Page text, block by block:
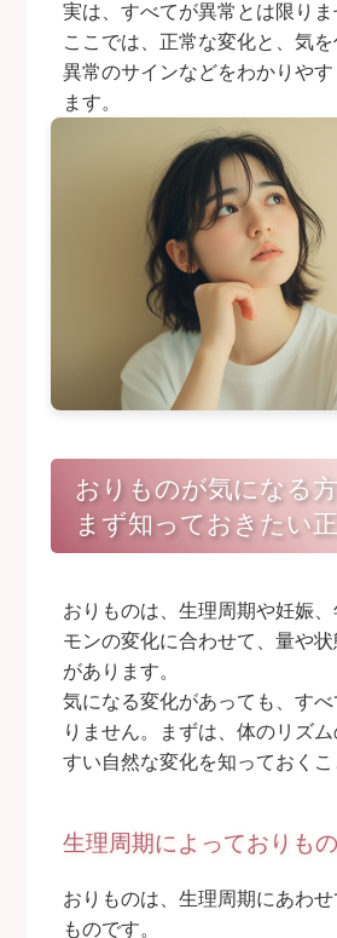
おりものの異常
不正出血
つわり
診療時間・担当医
〒542-0083 大阪市中央区東心斎橋
婦人科・一般内
火 水
09:30-12:30
14:00-16:00
18:00-20:00
月 火 水
09:30-12:30
乳腺外来は、第4土曜日のみの診療となります
※ 乳腺外来の先生の都合により診察日が異
【休診日：木曜・土曜午後・
実は、すべてが異常とは限りま
ここでは、正常な変化と、気
異常のサインなどをわかりや
ます。
おりものが気になる方
まず知っておきたい
おりものは、生理周期や妊娠
モンの変化に合わせて、量や
があります。
気になる変化があっても、す
りません。まずは、体のリズ
すい自然な変化を知っておくこ
生理周期によっておりも
おりものは、生理周期にあわ
ものです。